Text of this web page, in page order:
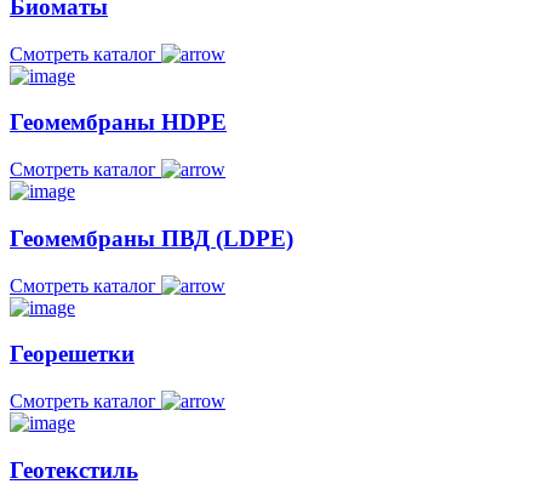
Биоматы
Смотреть каталог
Геомембраны HDPE
Смотреть каталог
Геомембраны ПВД (LDPE)
Смотреть каталог
Георешетки
Смотреть каталог
Геотекстиль